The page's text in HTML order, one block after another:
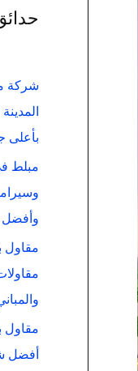
شركة
بأعلى
مبلط
مقاول
مقاول
أفضل